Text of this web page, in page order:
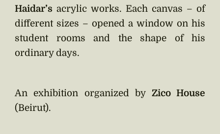
Haidar’s acrylic works. Each canvas – of
different sizes – opened a window on his
student rooms and the shape of his
ordinary days.
An exhibition organized by Zico House
(Beirut).